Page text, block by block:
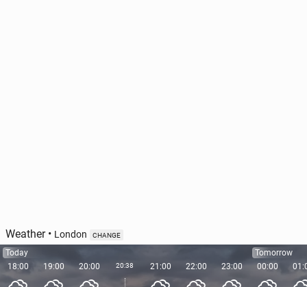
Weather• London CHANGE
Today
18:00
19:00 20:00 20:38 21:00 22:00 23:00
Tomorrow
00:00